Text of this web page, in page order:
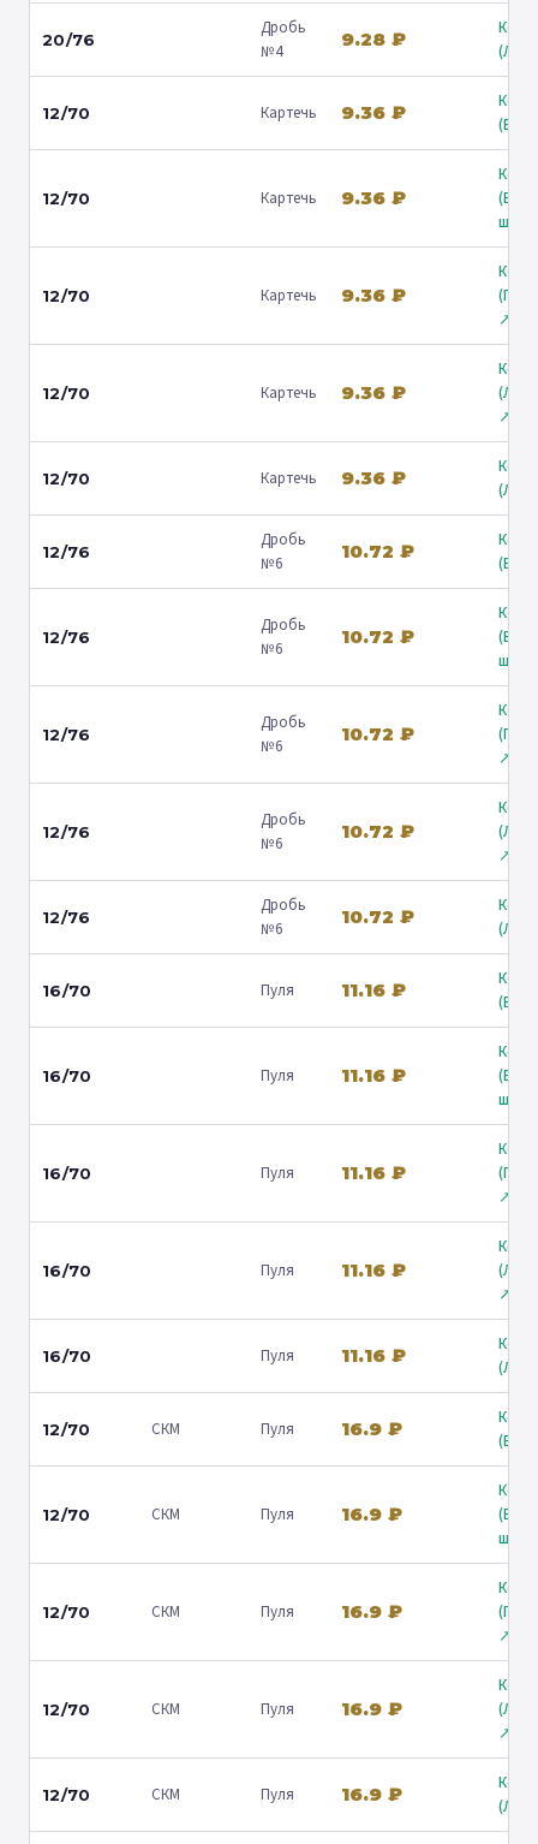
20/76
Дробь
№4
9.28 ₽
12/70 Картечь 9.36 ₽
12/70 Картечь 9.36 ₽
ш.) ↗
12/70 Картечь 9.36 ₽
↗
12/70 Картечь 9.36 ₽
↗
12/70 Картечь 9.36 ₽
12/76
Дробь
№6
10.72 ₽
12/76
Дробь
№6
10.72 ₽
ш.) ↗
12/76
Дробь
№6
10.72 ₽
↗
12/76
Дробь
№6
10.72 ₽
↗
12/76
Дробь
№6
10.72 ₽
16/70 Пуля 11.16 ₽
16/70 Пуля 11.16 ₽
ш.) ↗
16/70 Пуля 11.16 ₽
↗
16/70 Пуля 11.16 ₽
↗
16/70 Пуля 11.16 ₽
12/70 СКМ Пуля 16.9 ₽
12/70 СКМ Пуля 16.9 ₽
ш.) ↗
12/70 СКМ Пуля 16.9 ₽
↗
12/70 СКМ Пуля 16.9 ₽
↗
12/70 СКМ Пуля 16.9 ₽